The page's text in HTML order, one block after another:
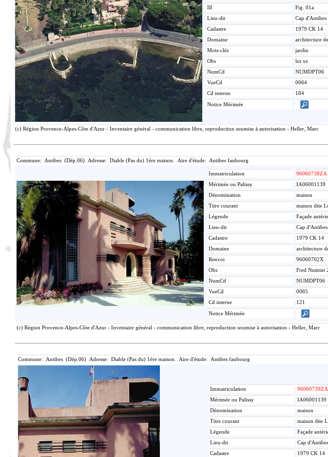
Ill
Fig. 01a
Lieu-dit
Cap d'Antibes
Cadastre
1979 CK 14
Domaine
architecture
Mots-clés
jardin
Obs
lot xe
NumCd
NUMDPT06
VueCd
0064
Cd interne
184
Notice Mérimée
(c) Région Provence-Alpes-Côte d'Azur - Inventaire général - communication libre, reproduction soumise à autorisation - Heller, Marc
Commune: Antibes (Dép.06) Adresse: Diable (Pas du) 1ère maison. Aire d'étude: Antibes faubourg
Immatriculation
96060738ZA
Mérimée ou Palissy
IA06001139
Dénomination
maison
Titre courant
maison dite
Légende
Façade
Lieu-dit
Cap d'Antibes
Cadastre
1979 CK 14
Domaine
architecture
Renvoi
96060702X
Obs
Fred Numint
NumCd
NUMDPT06
VueCd
0085
Cd interne
121
Notice Mérimée
(c) Région Provence-Alpes-Côte d'Azur - Inventaire général - communication libre, reproduction soumise à autorisation - Heller, Marc
Commune: Antibes (Dép.06) Adresse: Diable (Pas du) 1ère maison. Aire d'étude: Antibes faubourg
Immatriculation
96060739ZA
Mérimée ou Palissy
IA06001139
Dénomination
maison
Titre courant
maison dite
Légende
Façade
Lieu-dit
Cap d'Antibes
Cadastre
1979 CK 14